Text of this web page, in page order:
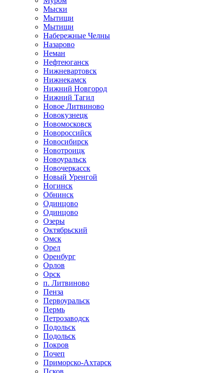
Мыски
Мытищи
Мытищи
Набережные Челны
Назарово
Неман
Нефтеюганск
Нижневартовск
Нижнекамск
Нижний Новгород
Нижний Тагил
Новое Литвиново
Новокузнецк
Новомосковск
Новороссийск
Новосибирск
Новотроицк
Новоуральск
Новочеркасск
Новый Уренгой
Ногинск
Обнинск
Одинцово
Одинцово
Озеры
Октябрьский
Омск
Орел
Оренбург
Орлов
Орск
п. Литвиново
Пенза
Первоуральск
Пермь
Петрозаводск
Подольск
Подольск
Покров
Почеп
Приморско-Ахтарск
Псков